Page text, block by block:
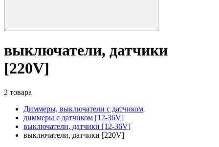
выключатели, датчики
[220V]
2 товара
Диммеры, выключатели с датчиком
диммеры с датчиком [12-36V]
выключатели, датчики [12-36V]
выключатели, датчики [220V]